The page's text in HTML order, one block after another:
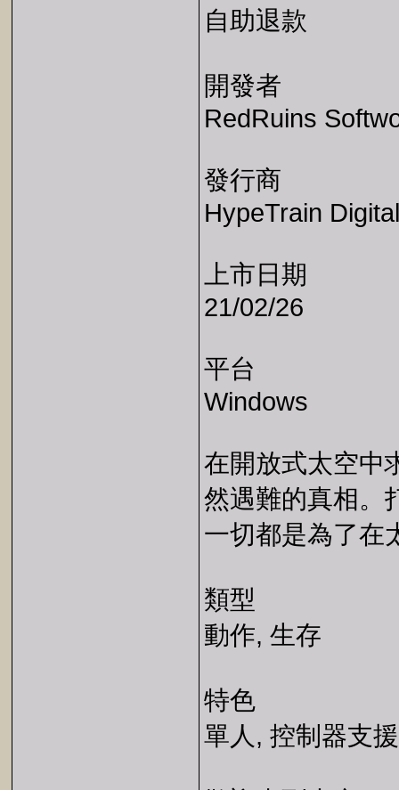
自助退款
開發者
RedRuins
發行商
HypeTrain Digital
上市日期
21/02/26
平台
Windows
在開放式太空中
然遇難的真相。
一切都是為了在
類型
動作, 生存
特色
單人, 控制器支